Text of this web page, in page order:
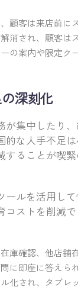
顧客は来店前
消され、顧客
の案内や限定
深刻化
集中したり
な人手不足
ることが喫緊
ルを活用し
ストを削減で
庫確認、他店
に即座に答え
化され、タブ